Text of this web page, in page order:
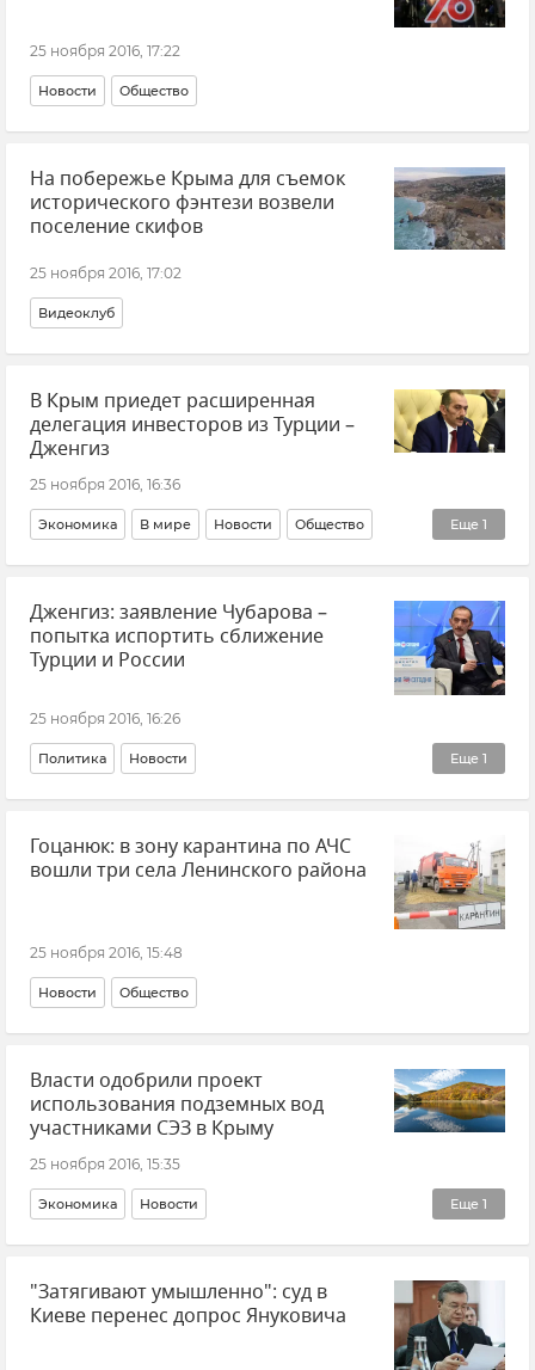
25 ноября 2016, 17:22
Новости Общество
На побережье Крыма для съемок
исторического фэнтези возвели
поселение скифов
25 ноября 2016, 17:02
Видеоклуб
В Крым приедет расширенная
делегация инвесторов из Турции –
Дженгиз
25 ноября 2016, 16:36
Еще 1
Экономика В мире Новости Общество
Визит турецкой делегации в Крым
Дженгиз: заявление Чубарова –
попытка испортить сближение
Турции и России
25 ноября 2016, 16:26
Еще 1
Политика Новости
Визит турецкой делегации в Крым
Гоцанюк: в зону карантина по АЧС
вошли три села Ленинского района
25 ноября 2016, 15:48
Новости Общество
Власти одобрили проект
использования подземных вод
участниками СЭЗ в Крыму
25 ноября 2016, 15:35
Еще 1
Экономика Новости
Свободная экономическая зона в Республике Крым и Севастополе
"Затягивают умышленно": суд в
Киеве перенес допрос Януковича